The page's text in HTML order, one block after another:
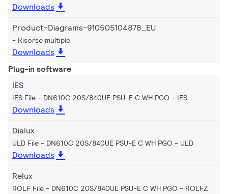
Downloads
Product-Diagrams-910505104878_EU
Risorse multiple
Downloads
Plug-in software
IES
IES File - DN610C 20S/840UE PSU-E C WH PGO IES
Downloads
Dialux
ULD File - DN610C 20S/840UE PSU-E C WH PGO ULD
Downloads
Relux
ROLF File - DN610C 20S/840UE PSU-E C WH PGO ROLFZ